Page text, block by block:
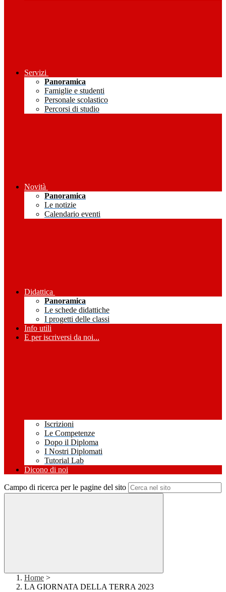
Servizi
Panoramica
Famiglie e studenti
Personale scolastico
Percorsi di studio
Novità
Panoramica
Le notizie
Calendario eventi
Didattica
Panoramica
Le schede didattiche
I progetti delle classi
Info utili
E per iscriversi da noi...
Iscrizioni
Le Competenze
Dopo il Diploma
I Nostri Diplomati
Tutorial Lab
Dicono di noi
Campo di ricerca per le pagine del sito
Home >
LA GIORNATA DELLA TERRA 2023